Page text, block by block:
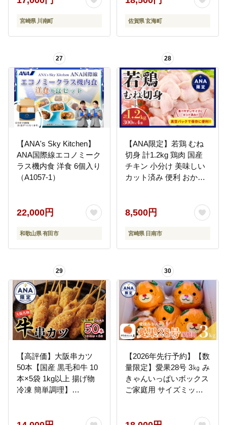
宮崎県 川南町
べ 鯛 真鯛 魚介 魚介類
国産 佐賀県 玄海町
佐賀県 玄海町
27
【ANA's Sky Kitchen】
ANA国際線エコノミーク
ラス機内食 洋食 6個入り
（A1057-1）
22,000円
和歌山県 有田市
28
【ANA限定】若鶏 むね
切身 計1.2kg 鶏肉 国産
チキン 小分け 美味しい
カット済み 便利 おかず
揚げ チキン南蛮 焼肉 サ
ラダ 簡単調理 万能食材
おすすめ ご褒美 記念日
8,500円
宮崎県 日南市
29
【高評価】大阪串カツ
50本【国産 黒毛和牛 10
本×5袋 1kg以上 揚げ物
冷凍 簡単調理】
30
【2026年先行予約】【数
量限定】愛果28号 3㎏ み
きゃんいっぱいボックス
ご家庭用 サイズミック
定】紅まどんなと同一品